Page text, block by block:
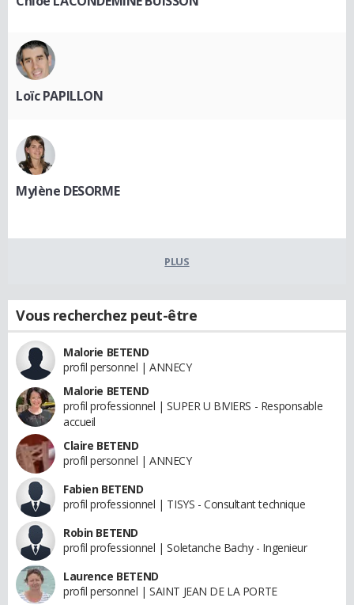
Loïc PAPILLON
Mylène DESORME
PLUS
Vous recherchez peut-être
Malorie BETEND
profil personnel | ANNECY
Malorie BETEND
profil professionnel | SUPER U BIVIERS - Responsable
accueil
Claire BETEND
profil personnel | ANNECY
Fabien BETEND
profil professionnel | TISYS - Consultant technique
Robin BETEND
profil professionnel | Soletanche Bachy - Ingenieur
Laurence BETEND
profil personnel | SAINT JEAN DE LA PORTE